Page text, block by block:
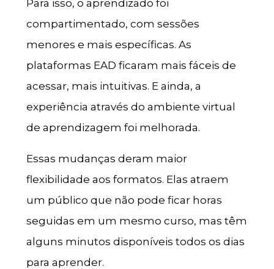
Para isso, o aprendizado foi
compartimentado, com sessões
menores e mais específicas. As
plataformas EAD ficaram mais fáceis de
acessar, mais intuitivas. E ainda, a
experiência através do ambiente virtual
de aprendizagem foi melhorada.
Essas mudanças deram maior
flexibilidade aos formatos. Elas atraem
um público que não pode ficar horas
seguidas em um mesmo curso, mas têm
alguns minutos disponíveis todos os dias
para aprender.